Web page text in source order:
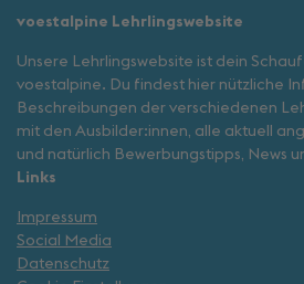
voestalpine Lehrlingswebsite
Unsere Lehrlingswebsite ist dein
voestalpine. Du findest hier nützliche
Beschreibungen der verschiedenen
mit den Ausbilder:innen, alle aktuell
und natürlich Bewerbungstipps, News
Links
Impressum
Social Media
Datenschutz